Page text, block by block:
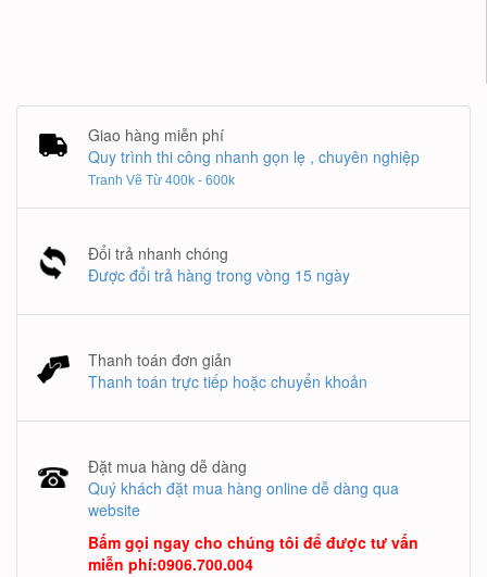
Giao hàng miễn phí
Quy trình thi công nhanh gọn lẹ , chuyên nghiệp
Tranh Vẽ Từ 400k - 600k
Đổi trả nhanh chóng
Được đổi trả hàng trong vòng 15 ngày
Thanh toán đơn giản
Thanh toán trực tiếp hoặc chuyển khoản
Đặt mua hàng dễ dàng
Quý khách đặt mua hàng online dễ dàng qua
website
Bấm gọi ngay cho chúng tôi để được tư vấn
miễn phí:0906.700.004